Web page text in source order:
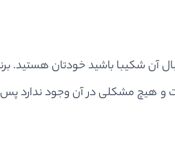
آن شکیبا باشید خودتان
و هیچ مشکلی در آن وجود ندارد